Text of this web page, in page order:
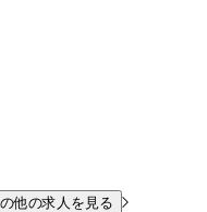
他の求人を見る